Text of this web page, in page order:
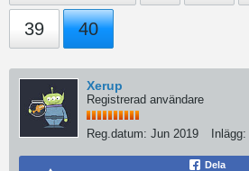
39 40
Xerup
Registrerad användare
Reg.datum: Jun 2019 Inlägg:
Dela